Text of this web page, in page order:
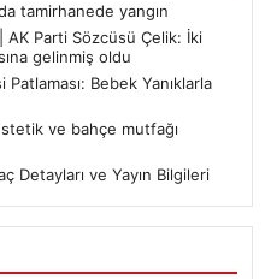
tamirhanede yangın
Parti Sözcüsü Çelik: İki
gelinmiş oldu
Bebek Yanıklarla
ve bahçe mutfağı
Detayları ve Yayın Bilgileri